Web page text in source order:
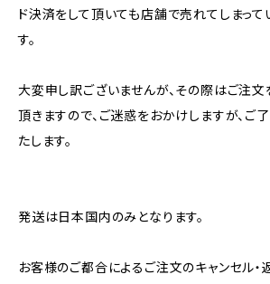
ド決済をして頂いても店舗で売れてしまっ
す。
大変申し訳ございませんが、その際はご注文
頂きますので、ご迷惑をおかけしますが、ご
たします。
発送は日本国内のみとなります。
お客様のご都合によるご注文のキャンセル・